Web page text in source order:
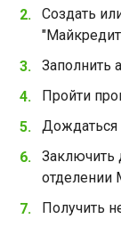
Создать
Заполнить
Пройти
Дождаться
Заключить
Получить